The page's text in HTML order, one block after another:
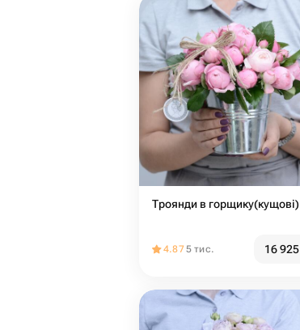
Троянди в горщику(кущові)
4.875 тис. 16 925